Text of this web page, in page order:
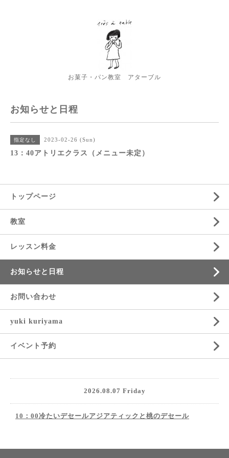
お菓子・パン教室 アターブル
お知らせと日程
指定なし 2023-02-26 (Sun)
13：40アトリエクラス（メニュー未定）
トップページ
教室
レッスン料金
お知らせと日程
お問い合わせ
yuki kuriyama
イベント予約
2026.08.07 Friday
10：00冷たいデセールアジアティックと桃のデセール